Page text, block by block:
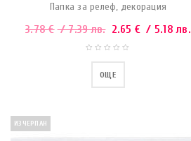
Папка за релеф, декорация
3.78€ / 7.39 лв. 2.65 € / 5.18 лв.
ОЩЕ
ИЗЧЕРПАН